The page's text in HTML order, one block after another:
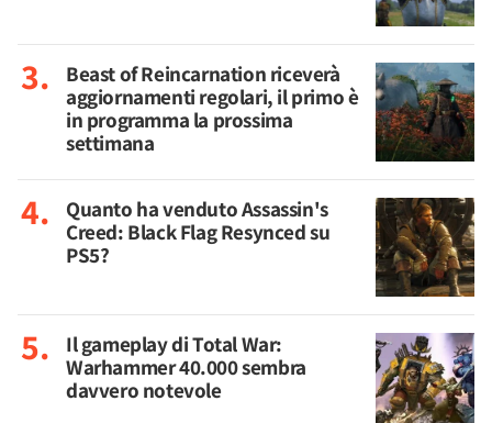
Beast of Reincarnation riceverà
aggiornamenti regolari, il primo è
in programma la prossima
settimana
Quanto ha venduto Assassin's
Creed: Black Flag Resynced su
PS5?
Il gameplay di Total War:
Warhammer 40.000 sembra
davvero notevole